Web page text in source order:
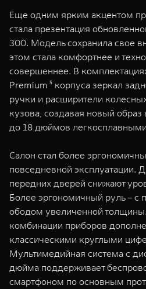
Еще одним ярким акцентом
стала презентация
300. Модель сохранила свое
этом стала комфортнее и
совершеннее. В
Premium ⁵ корпуса зеркал
ручки и расширители
кузова, создавая новый
до 18 дюймов
Салон стал более
повседневной эксплуатации.
передних дверей снижают
Более эргономичный руль – с
ободом увеличенной
комбинации приборов
классическими круглыми
Мультимедийная система с
дюйма поддерживает
смартфоном по основным